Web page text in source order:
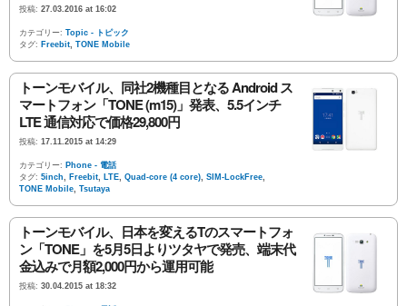
投稿: 27.03.2016 at 16:02
カテゴリー: Topic - トピック
タグ: Freebit, TONE Mobile
トーンモバイル、同社2機種目となる Android ス
マートフォン「TONE (m15)」発表、5.5インチ
LTE 通信対応で価格29,800円
投稿: 17.11.2015 at 14:29
カテゴリー: Phone - 電話
タグ: 5inch, Freebit, LTE, Quad-core (4 core), SIM-LockFree,
TONE Mobile, Tsutaya
トーンモバイル、日本を変えるTのスマートフォ
ン「TONE」を5月5日よりツタヤで発売、端末代
金込みで月額2,000円から運用可能
投稿: 30.04.2015 at 18:32